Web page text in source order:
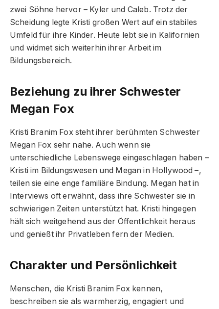
zwei Söhne hervor – Kyler und Caleb. Trotz der
Scheidung legte Kristi großen Wert auf ein stabiles
Umfeld für ihre Kinder. Heute lebt sie in Kalifornien
und widmet sich weiterhin ihrer Arbeit im
Bildungsbereich.
Beziehung zu ihrer Schwester
Megan Fox
Kristi Branim Fox steht ihrer berühmten Schwester
Megan Fox sehr nahe. Auch wenn sie
unterschiedliche Lebenswege eingeschlagen haben –
Kristi im Bildungswesen und Megan in Hollywood –,
teilen sie eine enge familiäre Bindung. Megan hat in
Interviews oft erwähnt, dass ihre Schwester sie in
schwierigen Zeiten unterstützt hat. Kristi hingegen
hält sich weitgehend aus der Öffentlichkeit heraus
und genießt ihr Privatleben fern der Medien.
Charakter und Persönlichkeit
Menschen, die Kristi Branim Fox kennen,
beschreiben sie als warmherzig, engagiert und